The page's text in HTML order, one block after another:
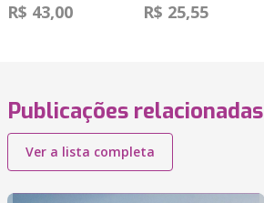
R$ 43,00 R$ 25,55
Publicações relacionadas
Ver a lista completa